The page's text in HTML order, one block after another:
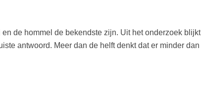
de hommel de bekendste zijn. Uit het onderzoek
antwoord. Meer dan de helft denkt dat er minder